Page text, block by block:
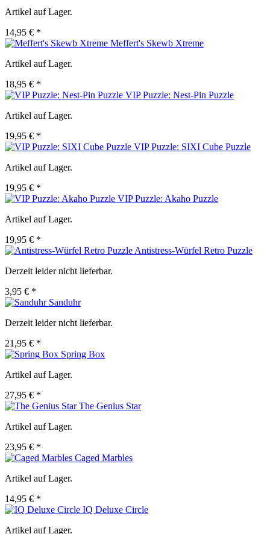
Artikel auf Lager.
14,95 € *
Meffert's Skewb Xtreme
Artikel auf Lager.
18,95 € *
VIP Puzzle: Nest-Pin Puzzle
Artikel auf Lager.
19,95 € *
VIP Puzzle: SIXI Cube Puzzle
Artikel auf Lager.
19,95 € *
VIP Puzzle: Akaho Puzzle
Artikel auf Lager.
19,95 € *
Antistress-Würfel Retro Puzzle
Derzeit leider nicht lieferbar.
3,95 € *
Sanduhr
Derzeit leider nicht lieferbar.
21,95 € *
Spring Box
Artikel auf Lager.
27,95 € *
The Genius Star
Artikel auf Lager.
23,95 € *
Caged Marbles
Artikel auf Lager.
14,95 € *
IQ Deluxe Circle
Artikel auf Lager.